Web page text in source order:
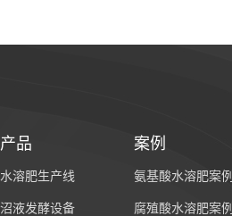
产品
水溶肥生产线
沼液发酵设备
案例
氨基酸水溶肥案例
腐殖酸水溶肥案例